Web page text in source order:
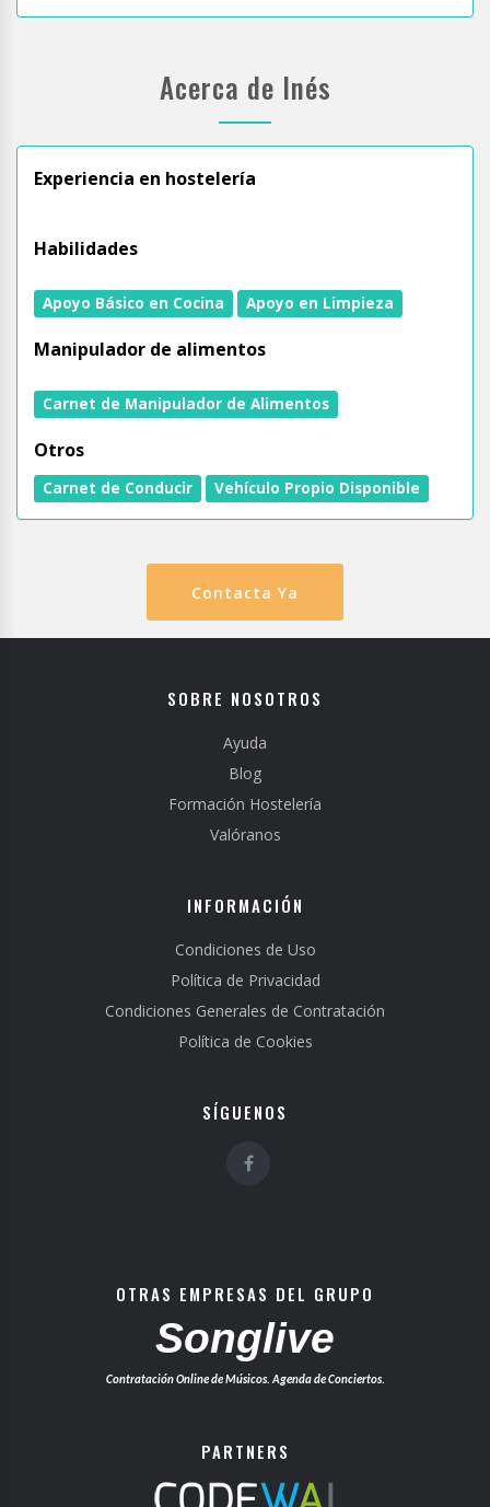
Acerca de Inés
Experiencia en hostelería
Habilidades
Apoyo Básico en Cocina Apoyo en Limpieza
Manipulador de alimentos
Carnet de Manipulador de Alimentos
Otros
Carnet de Conducir Vehículo Propio Disponible
Contacta Ya
SOBRE NOSOTROS
Ayuda
Blog
Formación Hostelería
Valóranos
INFORMACIÓN
Condiciones de Uso
Política de Privacidad
Condiciones Generales de Contratación
Política de Cookies
SÍGUENOS
OTRAS EMPRESAS DEL GRUPO
Songlive
Contratación Online de Músicos. Agenda de Conciertos.
PARTNERS